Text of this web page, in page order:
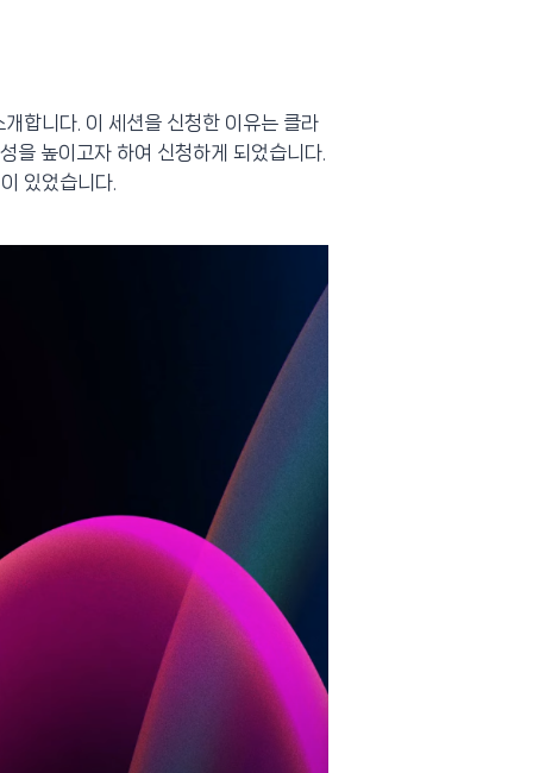
합니다. 이 세션을 신청한 이유는 클라
을 높이고자 하여 신청하게 되었습니다.
있었습니다.